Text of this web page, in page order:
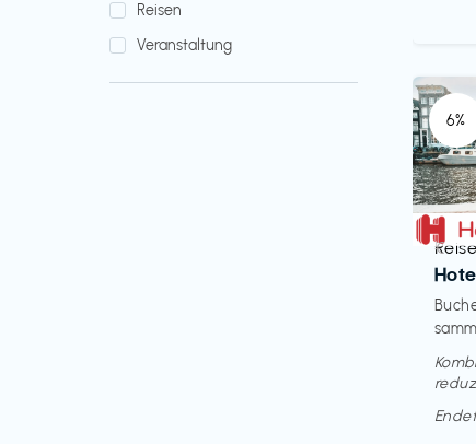
Reisen
Veranstaltung
6%
€‎